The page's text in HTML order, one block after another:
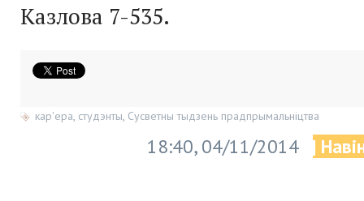
Казлова 7-535.
кар'ера студэнты Сусветны тыдзень прадпрымальніцтва
18:40, 04/11/2014 |